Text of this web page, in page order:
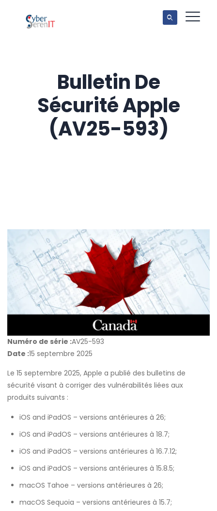
Bulletin De
Sécurité Apple
(AV25-593)
Numéro de série :AV25-593
Date :15 septembre 2025
Le 15 septembre 2025, Apple a publié des bulletins de
sécurité visant à corriger des vulnérabilités liées aux
produits suivants :
iOS and iPadOS – versions antérieures à 26;
iOS and iPadOS – versions antérieures à 18.7;
iOS and iPadOS – versions antérieures à 16.7.12;
iOS and iPadOS – versions antérieures à 15.8.5;
macOS Tahoe – versions antérieures à 26;
macOS Sequoia – versions antérieures à 15.7;